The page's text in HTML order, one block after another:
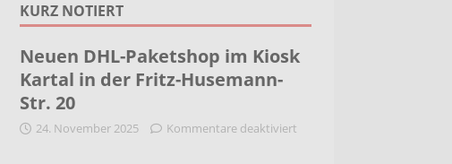
KURZ NOTIERT
Neuen DHL-Paketshop im Kiosk
Kartal in der Fritz-Husemann-
Str. 20
24. November 2025 Kommentare deaktiviert